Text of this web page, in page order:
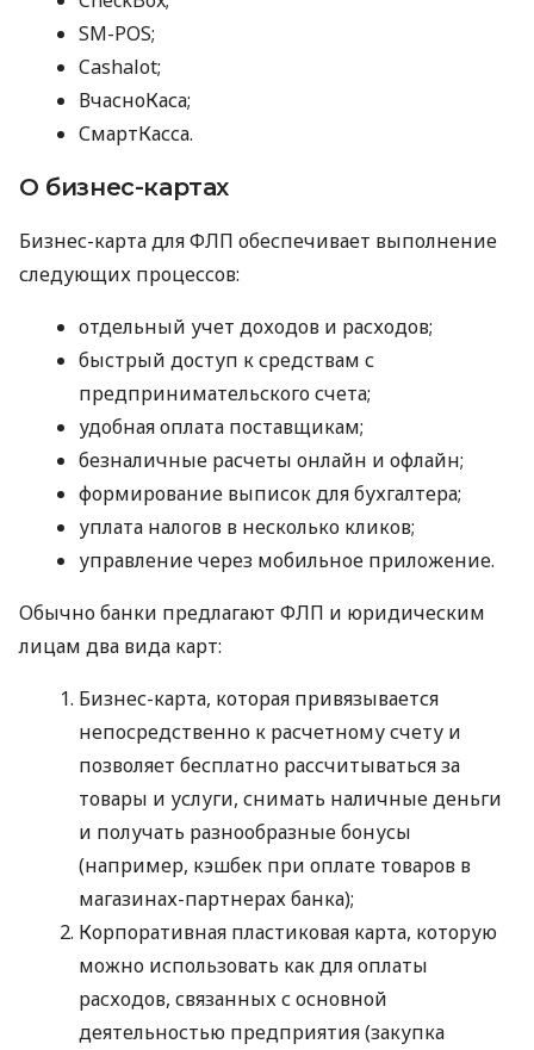
SM-POS;
Cashalot;
ВчасноКаса;
СмартКасса.
О бизнес-картах
Бизнес-карта для ФЛП обеспечивает выполнение
следующих процессов:
отдельный учет доходов и расходов;
быстрый доступ к средствам с
предпринимательского счета;
удобная оплата поставщикам;
безналичные расчеты онлайн и офлайн;
формирование выписок для бухгалтера;
уплата налогов в несколько кликов;
управление через мобильное приложение.
Обычно банки предлагают ФЛП и юридическим
лицам два вида карт:
Бизнес-карта, которая привязывается
непосредственно к расчетному счету и
позволяет бесплатно рассчитываться за
товары и услуги, снимать наличные деньги
и получать разнообразные бонусы
(например, кэшбек при оплате товаров в
магазинах-партнерах банка);
Корпоративная пластиковая карта, которую
можно использовать как для оплаты
расходов, связанных с основной
деятельностью предприятия (закупка